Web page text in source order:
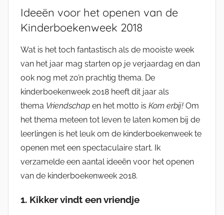
Ideeën voor het openen van de
Kinderboekenweek 2018
Wat is het toch fantastisch als de mooiste week
van het jaar mag starten op je verjaardag en dan
ook nog met zo’n prachtig thema. De
kinderboekenweek 2018 heeft dit jaar als
thema Vriendschap en het motto is Kom erbij! Om
het thema meteen tot leven te laten komen bij de
leerlingen is het leuk om de kinderboekenweek te
openen met een spectaculaire start. Ik
verzamelde een aantal ideeën voor het openen
van de kinderboekenweek 2018.
1. Kikker vindt een vriendje